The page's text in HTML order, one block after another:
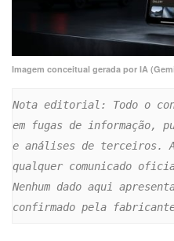
Imagem conceitual gerada por IA
Nota editorial: Todo o
em fugas de informação,
e análises de terceiros.
qualquer comunicado
Nenhum dado aqui
confirmado pela